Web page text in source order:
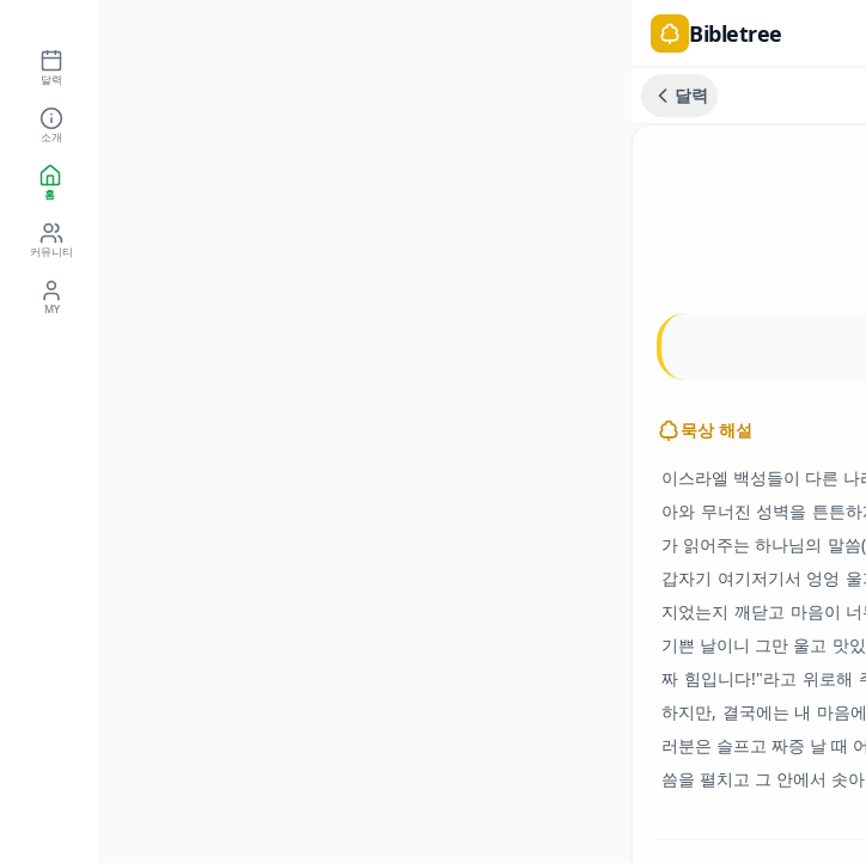
Bibletree
달력
묵상 해설
이스라엘 백성들이 다른
아와 무너진 성벽을 튼튼
가 읽어주는 하나님의 말
갑자기 여기저기서 엉엉
지었는지 깨닫고 마음이
기쁜 날이니 그만 울고 맛
짜 힘입니다!"라고 위로해
하지만, 결국에는 내 마음
러분은 슬프고 짜증 날 때
씀을 펼치고 그 안에서 솟
달력
소개
홈
커뮤니티
MY